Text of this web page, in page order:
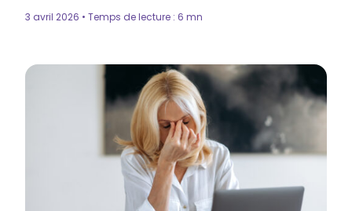
3 avril 2026 • Temps de lecture : 6 mn